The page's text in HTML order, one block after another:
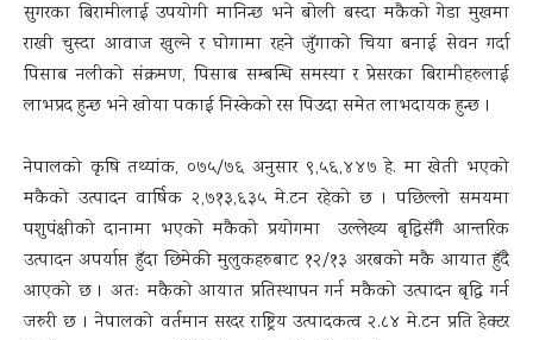
सुगरका बिरामीलाई उपयोगी मानिन्छ भने बोली बस्दा मकैको गेडा मुखमा
राखी चुस्दा आवाज खुल्ने र घोगामा रहने जुँगाको चिया बनाई सेवन गर्दा
पिसाब नलीको संक्रमण, पिसाब सम्बन्धि समस्या र प्रेसरका बिरामीहरुलाई
लाभप्रद हुन्छ भने खोया पकाई निस्केको रस पिउदा समेत लाभदायक हुन्छ ।
नेपालको कृषि तथ्यांक, ०७५/७६ अनुसार ९,५६,४४७ हे. मा खेती भएको
मकैको उत्पादन वार्षिक २,७१३,६३५ मे.टन रहेको छ । पछिल्लो समयमा
पशुपंक्षीको दानामा भएको मकैको प्रयोगमा उल्लेख्य बृद्धिसँगै आन्तरिक
उत्पादन अपर्याप्त हुँदा छिमेकी मुलुकहरुबाट १२/१३ अरबको मकै आयात हुँदै
आएको छ । अतः मकैको आयात प्रतिस्थापन गर्न मकैको उत्पादन बृद्धि गर्न
जरुरी छ । नेपालको वर्तमान सरदर राष्ट्रिय उत्पादकत्व २.८४ मे.टन प्रति हेक्टर